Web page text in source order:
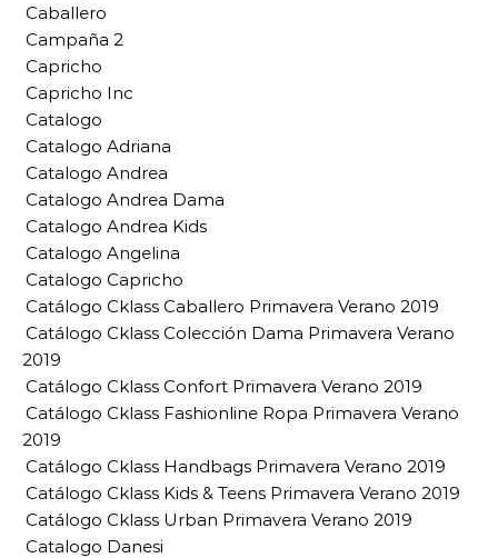
Caballero
Campaña 2
Capricho
Capricho Inc
Catalogo
Catalogo Adriana
Catalogo Andrea
Catalogo Andrea Dama
Catalogo Andrea Kids
Catalogo Angelina
Catalogo Capricho
Catálogo Cklass Caballero Primavera Verano 2019
Catálogo Cklass Colección Dama Primavera Verano
2019
Catálogo Cklass Confort Primavera Verano 2019
Catálogo Cklass Fashionline Ropa Primavera Verano
2019
Catálogo Cklass Handbags Primavera Verano 2019
Catálogo Cklass Kids & Teens Primavera Verano 2019
Catálogo Cklass Urban Primavera Verano 2019
Catalogo Danesi